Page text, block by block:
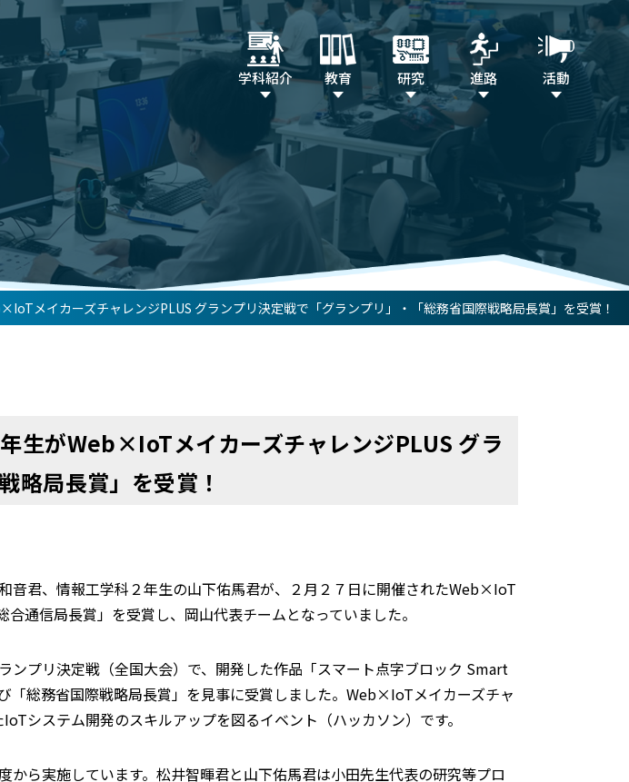
学科紹介 教育 研究 進路 活動
メイカーズチャレンジPLUS グランプリ決定戦で「グランプリ」・「総務省国際戦略局長賞」を受賞！
生がWeb×IoTメイカーズチャレンジPLUS グラ
略局長賞」を受賞！
音君、情報工学科２年生の山下佑馬君が、２月２７日に開催されたWeb×IoT
通信局長賞」を受賞し、岡山代表チームとなっていました。
プリ決定戦（全国大会）で、開発した作品「スマート点字ブロック Smart
「総務省国際戦略局長賞」を見事に受賞しました。Web×IoTメイカーズチャ
システム開発のスキルアップを図るイベント（ハッカソン）です。
ら実施しています。松井智暉君と山下佑馬君は小田先生代表の研究等プロ